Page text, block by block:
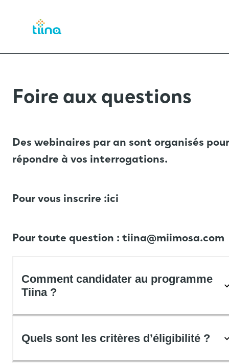
Foire aux questions
Des webinaires par an sont organisés pour
répondre à vos interrogations.
Pour vous inscrire :ici
Pour toute question :tiina@miimosa.com
Comment candidater au programme
Tiina ?
Quels sont les critères d’éligibilité ?